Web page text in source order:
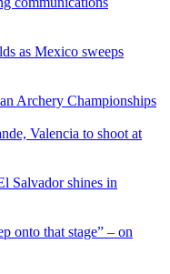
as Mexico sweeps
Archery Championships
Valencia to shoot at
Salvador shines in
onto that stage” – on